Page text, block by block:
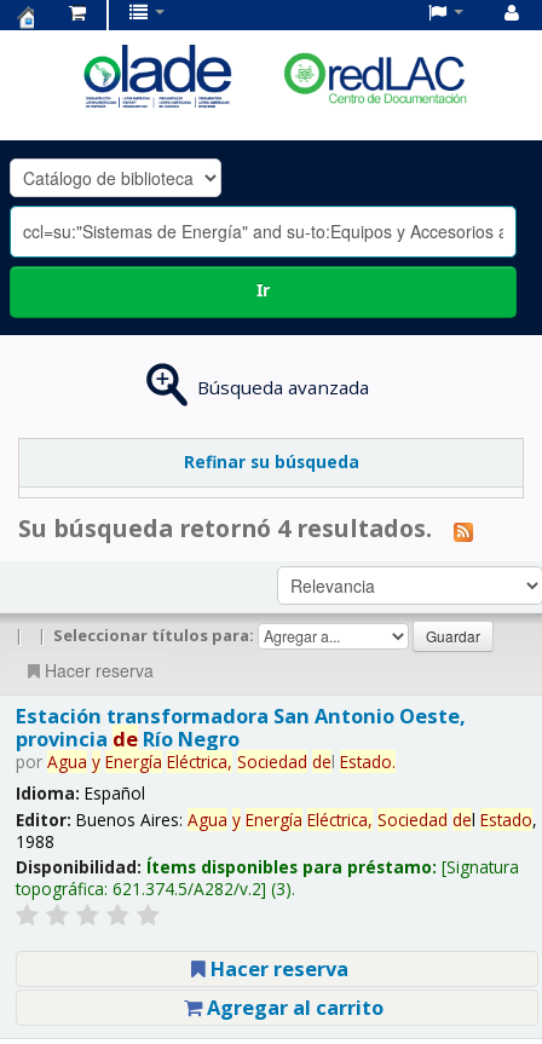
OLADE
-
Ir
Búsqueda avanzada
Refinar su búsqueda
Su búsqueda retornó 4 resultados.
| | Seleccionar títulos para:
Hacer reserva
Estación transformadora San Antonio Oeste,
provincia deRío Negro
por Agua y Energía Eléctrica, Sociedad del Estado.
Idioma: Español
Editor: Buenos Aires: Agua y Energía Eléctrica, Sociedad del Estado,
1988
Disponibilidad: Ítems disponibles para préstamo: Signatura
topográfica: 621.374.5/A282/v.2 (3).
Hacer reserva
Agregar al carrito